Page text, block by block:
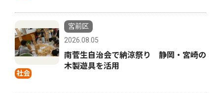
社会
宮前区
2026.08.05
南菅生自治会で納涼祭り 静岡・宮崎の
木製遊具を活用